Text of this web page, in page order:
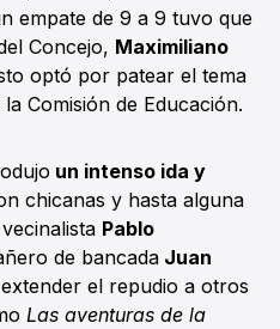
empate de 9 a 9 tuvo que
Concejo, Maximiliano
optó por patear el tema
Comisión de Educación.
un intenso ida y
chicanas y hasta alguna
Pablo
de bancada Juan
el repudio a otros
Las aventuras de la